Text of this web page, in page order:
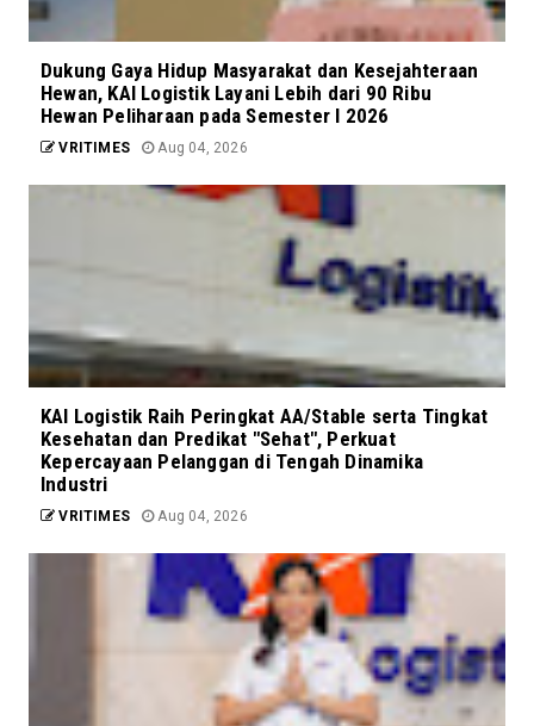
Dukung Gaya Hidup Masyarakat dan Kesejahteraan
Hewan, KAI Logistik Layani Lebih dari 90 Ribu
Hewan Peliharaan pada Semester I 2026
VRITIMES Aug 04, 2026
KAI Logistik Raih Peringkat AA/Stable serta Tingkat
Kesehatan dan Predikat "Sehat", Perkuat
Kepercayaan Pelanggan di Tengah Dinamika
Industri
VRITIMES Aug 04, 2026